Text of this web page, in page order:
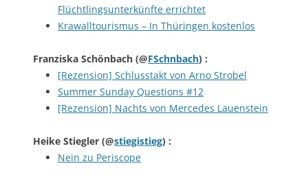
Flüchtlingsunterkünfte errichtet
Krawalltourismus – In Thüringen kostenlos
Franziska Schönbach (@FSchnbach) :
[Rezension] Schlusstakt von Arno Strobel
Summer Sunday Questions #12
[Rezension] Nachts von Mercedes Lauenstein
Heike Stiegler (@stiegistieg) :
Nein zu Periscope